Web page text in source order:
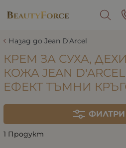
Назад до Jean D'Arcel
КРЕМ ЗА СУХА,
КОЖА JEAN D'ARCEL
ЕФЕКТ ТЪМНИ
ФИЛТРИ
1 Продукт